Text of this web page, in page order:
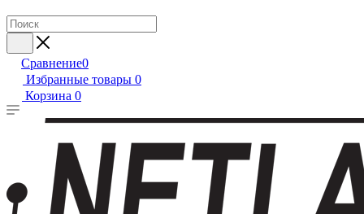
Сравнение0
Избранные товары 0
Корзина 0